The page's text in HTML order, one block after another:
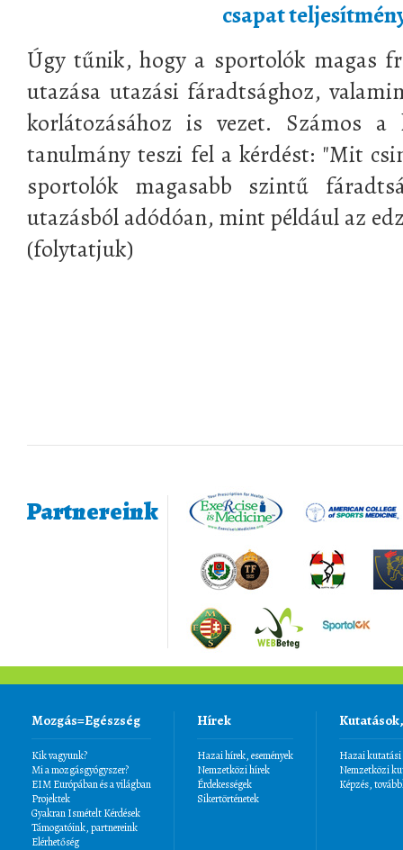
csapat
Úgy tűnik, hogy a sportolók magas
utazása utazási fáradtsághoz,
korlátozásához is vezet. Számos a
tanulmány teszi fel a kérdést: "Mit
sportolók magasabb szintű
utazásból adódóan, mint például az
(folytatjuk)
Partnereink
Mozgás=Egészség
Kik vagyunk?
Mi a mozgásgyógyszer?
EIM Európában és a világban
Projektek
Gyakran Ismételt Kérdések
Támogatóink, partnereink
Elérhetőség
Hírek
Hazai hírek, események
Nemzetközi hírek
Érdekességek
Sikertörténetek
Hazai kutatási
Nemzetközi
Képzés,